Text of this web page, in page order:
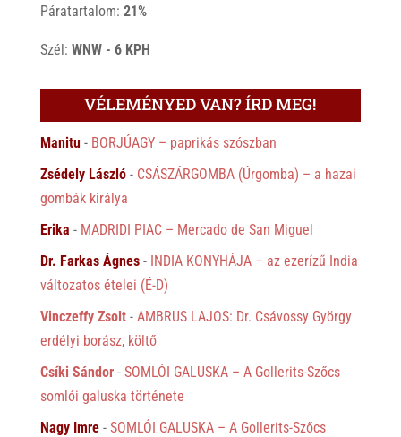
Páratartalom: 21%
Szél: WNW - 6 KPH
VÉLEMÉNYED VAN? ÍRD MEG!
Manitu- BORJÚAGY – paprikás szószban
Zsédely László- CSÁSZÁRGOMBA (Úrgomba) – a hazai
gombák királya
Erika - MADRIDI PIAC – Mercado de San Miguel
Dr. Farkas Ágnes- INDIA KONYHÁJA – az ezerízű India
változatos ételei (É-D)
Vinczeffy Zsolt- AMBRUS LAJOS: Dr. Csávossy György
erdélyi borász, költő
Csíki Sándor- SOMLÓI GALUSKA – A Gollerits-Szőcs
somlói galuska története
Nagy Imre- SOMLÓI GALUSKA – A Gollerits-Szőcs